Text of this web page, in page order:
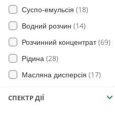
(44)
(9)
(4)
Еспарцет (насіннєві посіви)
Суспо-емульсія (18)
Водний розчин (14)
Розчинний концентрат(69)
Рідина (28)
Масляна дисперсія (17)
СПЕКТР ДІЇ